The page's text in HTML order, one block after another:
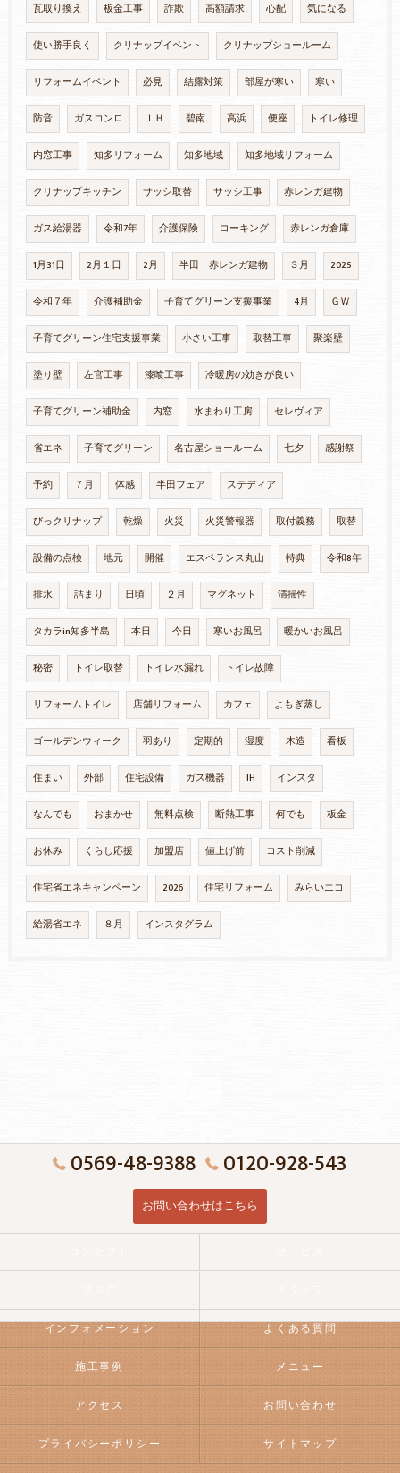
瓦取り換え 板金工事 詐欺 高額請求 心配 気になる
使い勝手良く クリナップイベント クリナップショールーム
リフォームイベント 必見 結露対策 部屋が寒い 寒い
防音 ガスコンロ ＩＨ 碧南 高浜 便座 トイレ修理
内窓工事 知多リフォーム 知多地域 知多地域リフォーム
クリナップキッチン サッシ取替 サッシ工事 赤レンガ建物
ガス給湯器 令和7年 介護保険 コーキング 赤レンガ倉庫
1月31日 2月１日 2月 半田 赤レンガ建物 ３月 2025
令和７年 介護補助金 子育てグリーン支援事業 4月 ＧＷ
子育てグリーン住宅支援事業 小さい工事 取替工事 聚楽壁
塗り壁 左官工事 漆喰工事 冷暖房の効きが良い
子育てグリーン補助金 内窓 水まわり工房 セレヴィア
省エネ 子育てグリーン 名古屋ショールーム 七夕 感謝祭
予約 ７月 体感 半田フェア ステディア
びっクリナップ 乾燥 火災 火災警報器 取付義務 取替
設備の点検 地元 開催 エスペランス丸山 特典 令和8年
排水 詰まり 日頃 ２月 マグネット 清掃性
タカラin知多半島 本日 今日 寒いお風呂 暖かいお風呂
秘密 トイレ取替 トイレ水漏れ トイレ故障
リフォームトイレ 店舗リフォーム カフェ よもぎ蒸し
ゴールデンウィーク 羽あり 定期的 湿度 木造 看板
住まい 外部 住宅設備 ガス機器 IH インスタ
なんでも おまかせ 無料点検 断熱工事 何でも 板金
お休み くらし応援 加盟店 値上げ前 コスト削減
住宅省エネキャンペーン 2026 住宅リフォーム みらいエコ
給湯省エネ ８月 インスタグラム
0569-48-9388 0120-928-543
お問い合わせはこちら
インフォメーション よくある質問
施工事例 メニュー
アクセス お問い合わせ
プライバシーポリシー サイトマップ